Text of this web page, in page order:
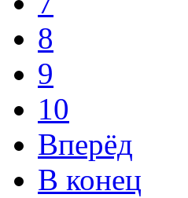
8
9
10
Вперёд
В конец